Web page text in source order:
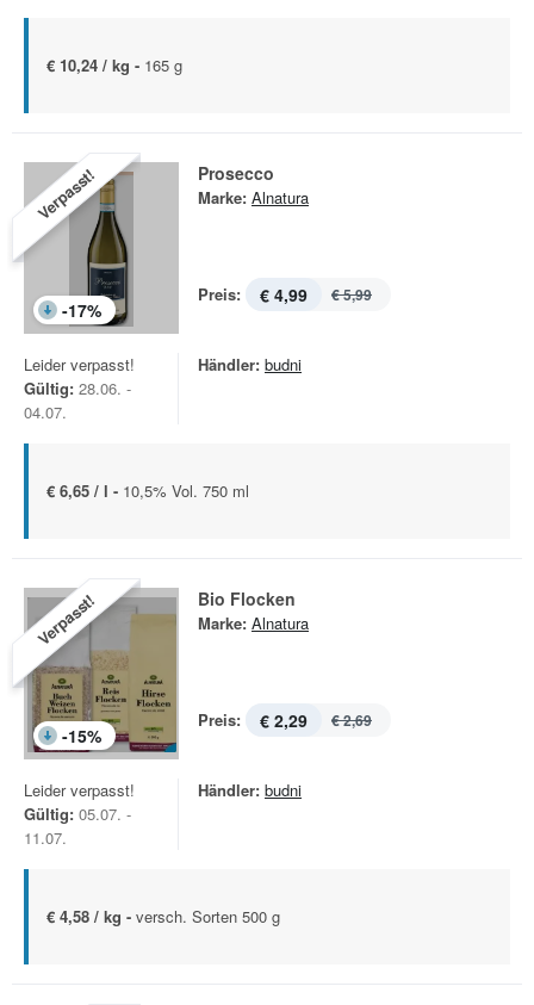
€ 10,24 / kg - 165 g
Verpasst!
-17%
Prosecco
Marke: Alnatura
Preis: € 4,99 € 5,99
Leider verpasst!
Gültig: 28.06. -
04.07.
Händler: budni
€ 6,65 / l - 10,5% Vol. 750 ml
Verpasst!
-15%
Bio Flocken
Marke: Alnatura
Preis: € 2,29 € 2,69
Leider verpasst!
Gültig: 05.07. -
11.07.
Händler: budni
€ 4,58 / kg - versch. Sorten 500 g